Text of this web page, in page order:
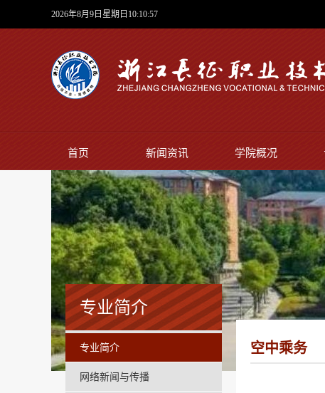
2026年8月9日星期日10:10:59
首页 新闻资讯 学院概况
专业简介
专业简介
网络新闻与传播
空中乘务